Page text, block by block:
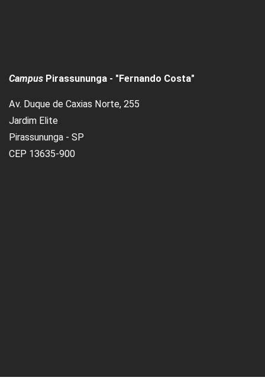
Campus Pirassununga - "Fernando Costa"
Av. Duque de Caxias Norte, 255
Jardim Elite
Pirassununga - SP
CEP 13635-900